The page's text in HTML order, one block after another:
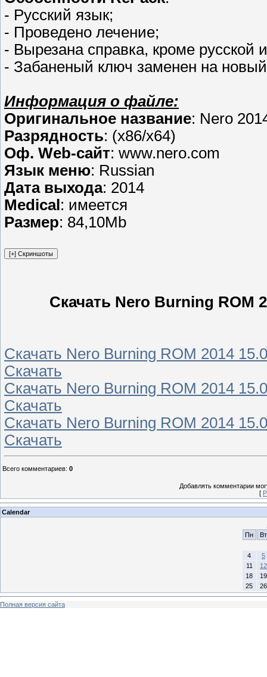
- Русский язык;
- Проведено лечение;
- Вырезана справка, кроме русской
- Забаненый ключ заменен на
Информация о файле:
Оригинальное название: Nero
Разрядность: (x86/x64)
Оф. Web-сайт: www.nero.com
Язык меню: Russian
Дата выхода: 2014
Medical : имеется
Размер: 84,10Mb
Скачать Nero Burning ROM
Скачать Nero Burning ROM 2014
Скачать
Скачать Nero Burning ROM 2014
Скачать
Скачать Nero Burning ROM 2014
Скачать
Всего комментариев: 0
Добавлять комментарии
[
Calendar
Пн
Вт
4
5
11
12
18
19
25
26
Полная версия сайта